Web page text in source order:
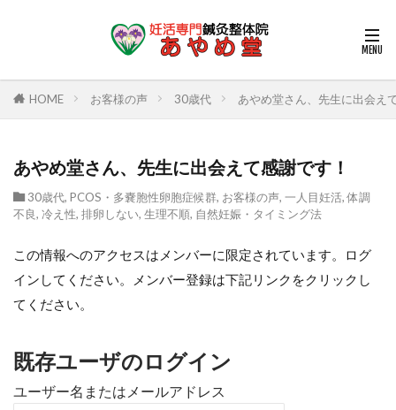
HOME お客様の声 30歳代 あやめ堂さん、先生に出会え
あやめ堂さん、先生に出会えて感謝です！
30歳代, PCOS・多嚢胞性卵胞症候群, お客様の声, 一人目妊活,体調
不良, 冷え性, 排卵しない, 生理不順, 自然妊娠・タイミング法
この情報へのアクセスはメンバーに限定されています。ログ
インしてください。メンバー登録は下記リンクをクリックし
てください。
既存ユーザのログイン
ユーザー名またはメールアドレス